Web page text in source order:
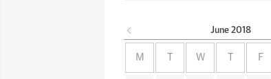
June 2018
M W F